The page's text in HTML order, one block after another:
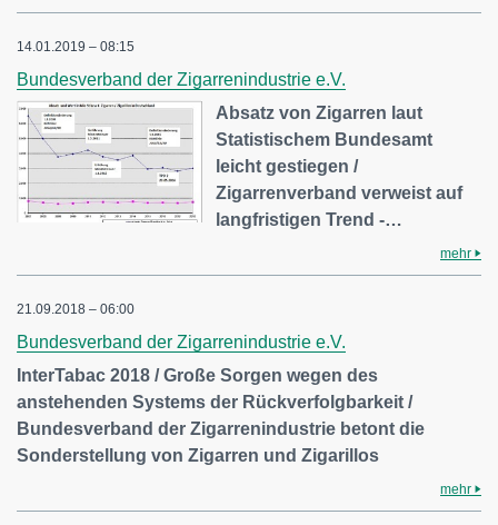
14.01.2019 – 08:15
Bundesverband der Zigarrenindustrie e.V.
Absatz von Zigarren laut
Statistischem Bundesamt
leicht gestiegen /
Zigarrenverband verweist auf
langfristigen Trend -…
mehr
21.09.2018 – 06:00
Bundesverband der Zigarrenindustrie e.V.
InterTabac 2018 / Große Sorgen wegen des
anstehenden Systems der Rückverfolgbarkeit /
Bundesverband der Zigarrenindustrie betont die
Sonderstellung von Zigarren und Zigarillos
mehr